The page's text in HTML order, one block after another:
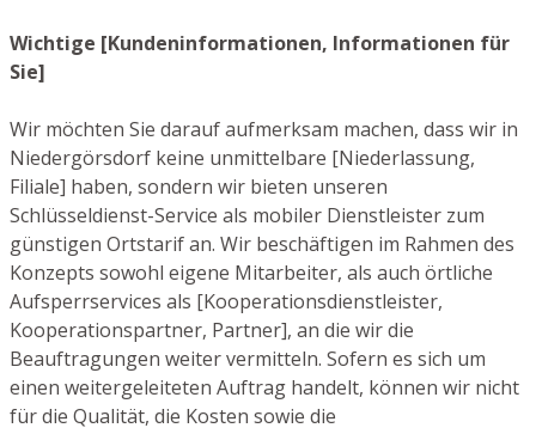
Wichtige [Kundeninformationen, Informationen für
Sie]
Wir möchten Sie darauf aufmerksam machen, dass wir in
Niedergörsdorf keine unmittelbare [Niederlassung,
Filiale] haben, sondern wir bieten unseren
Schlüsseldienst-Service als mobiler Dienstleister zum
günstigen Ortstarif an. Wir beschäftigen im Rahmen des
Konzepts sowohl eigene Mitarbeiter, als auch örtliche
Aufsperrservices als [Kooperationsdienstleister,
Kooperationspartner, Partner], an die wir die
Beauftragungen weiter vermitteln. Sofern es sich um
einen weitergeleiteten Auftrag handelt, können wir nicht
für die Qualität, die Kosten sowie die